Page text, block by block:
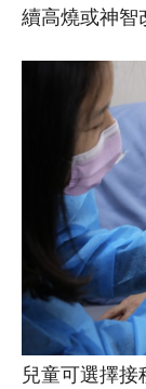
續高燒或神智
兒童可選擇